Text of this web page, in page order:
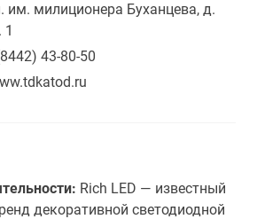
им. милиционера Буханцева, д.
1
43-80-50
Rich LED — известный
декоративной светодиодной